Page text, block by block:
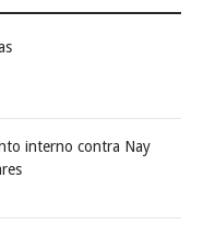
interno contra Nay